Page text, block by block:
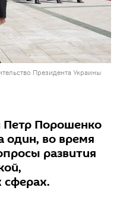
Президента Украины
Петр Порошенко
один, во время
развития
сферах.